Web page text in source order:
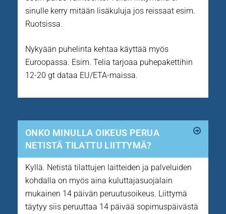
sinulle kerry mitään lisäkuluja jos reissaat esim.
Ruotsissa.
Nykyään puhelinta kehtaa käyttää myös
Euroopassa. Esim. Telia tarjoaa puhepakettihin
12-20 gt dataa EU/ETA-maissa.
ONKO MINULLA OIKEUS PERUA
NETISTÄ TILATTU LIITTYMÄ?
Kyllä. Netistä tilattujen laitteiden ja palveluiden
kohdalla on myös aina kuluttajasuojalain
mukainen 14 päivän peruutusoikeus. Liittymä
täytyy siis peruuttaa 14 päivää sopimuspäivästä